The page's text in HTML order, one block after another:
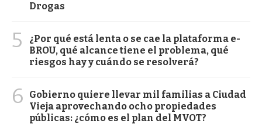
Drogas
5
¿Por qué está lenta o se cae la plataforma e-
BROU, qué alcance tiene el problema, qué
riesgos hay y cuándo se resolverá?
6
Gobierno quiere llevar mil familias a Ciudad
Vieja aprovechando ocho propiedades
públicas: ¿cómo es el plan del MVOT?